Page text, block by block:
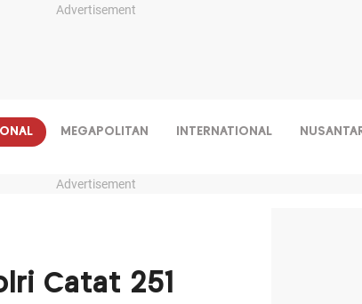
Advertisement
MEGAPOLITAN INTERNATIONAL
Advertisement
Catat 251